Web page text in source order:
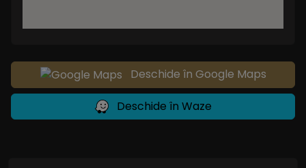
Deschide în Google Maps
Deschide în Waze